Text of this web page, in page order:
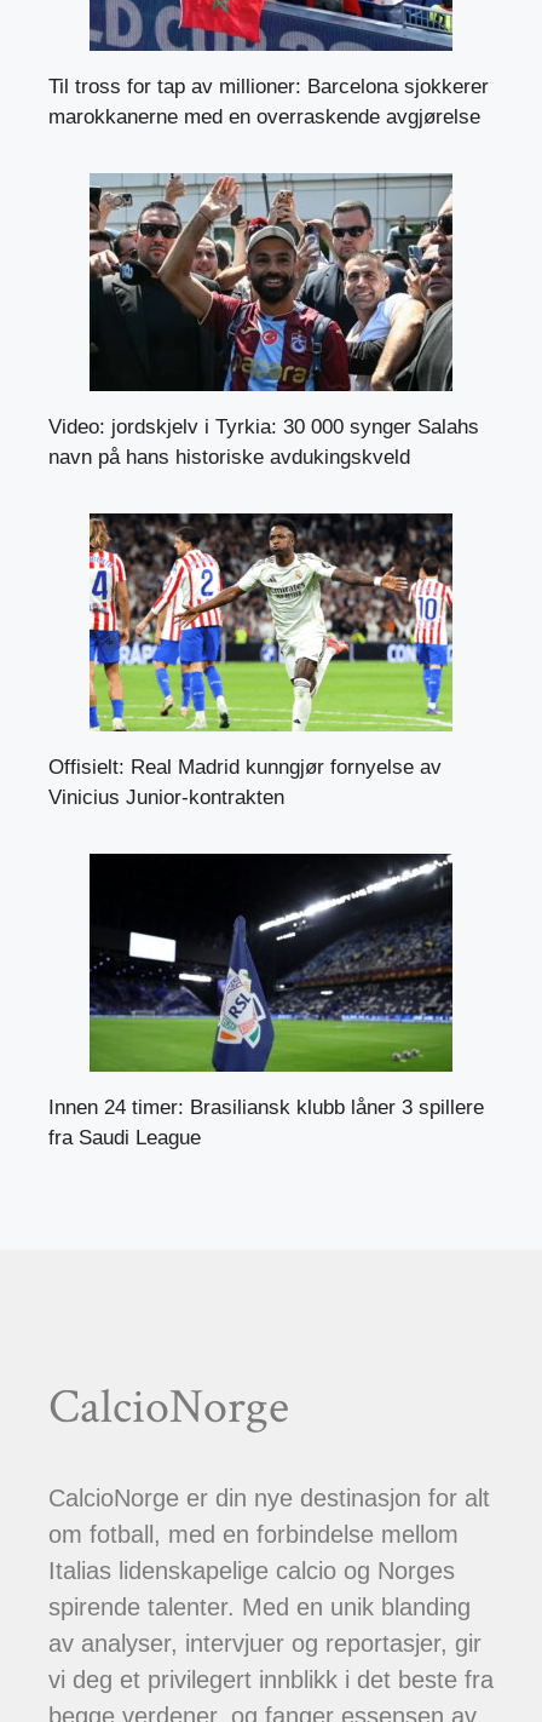
Til tross for tap av millioner: Barcelona sjokkerer
marokkanerne med en overraskende avgjørelse
Video: jordskjelv i Tyrkia: 30 000 synger Salahs
navn på hans historiske avdukingskveld
Offisielt: Real Madrid kunngjør fornyelse av
Vinicius Junior-kontrakten
Innen 24 timer: Brasiliansk klubb låner 3 spillere
fra Saudi League
CalcioNorge
CalcioNorge er din nye destinasjon for alt
om fotball, med en forbindelse mellom
Italias lidenskapelige calcio og Norges
spirende talenter. Med en unik blanding
av analyser, intervjuer og reportasjer, gir
vi deg et privilegert innblikk i det beste fra
begge verdener, og fanger essensen av